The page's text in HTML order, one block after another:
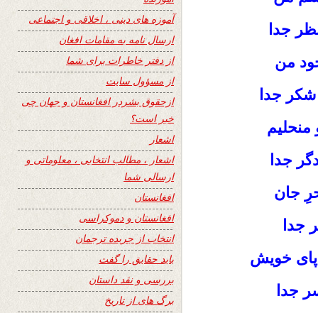
جدا
من
جدا
جدا
جان
جدا
پای خویش
جدا
آموزه های دینی ، اخلاقی و اجتماعی
ارسال نامه به مقامات افغان
از دفتر خاطرات برای شما
از مسؤول سایت
ازحقوق بشردر افغانستان و جهان چی
خبر است؟
اشعار
اشعار ، مطالب انتخابی ، معلوماتی و
ارسالی شما
افغانستان
افغانستان و دموکراسی
انتخاب از جریده ترجمان
باید حقایق را گفت
بررسی و نقد داستان
برگ های از تاریخ